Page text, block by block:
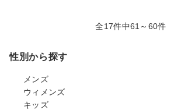
全17件中61～60件
性別から探す
メンズ
ウィメンズ
キッズ